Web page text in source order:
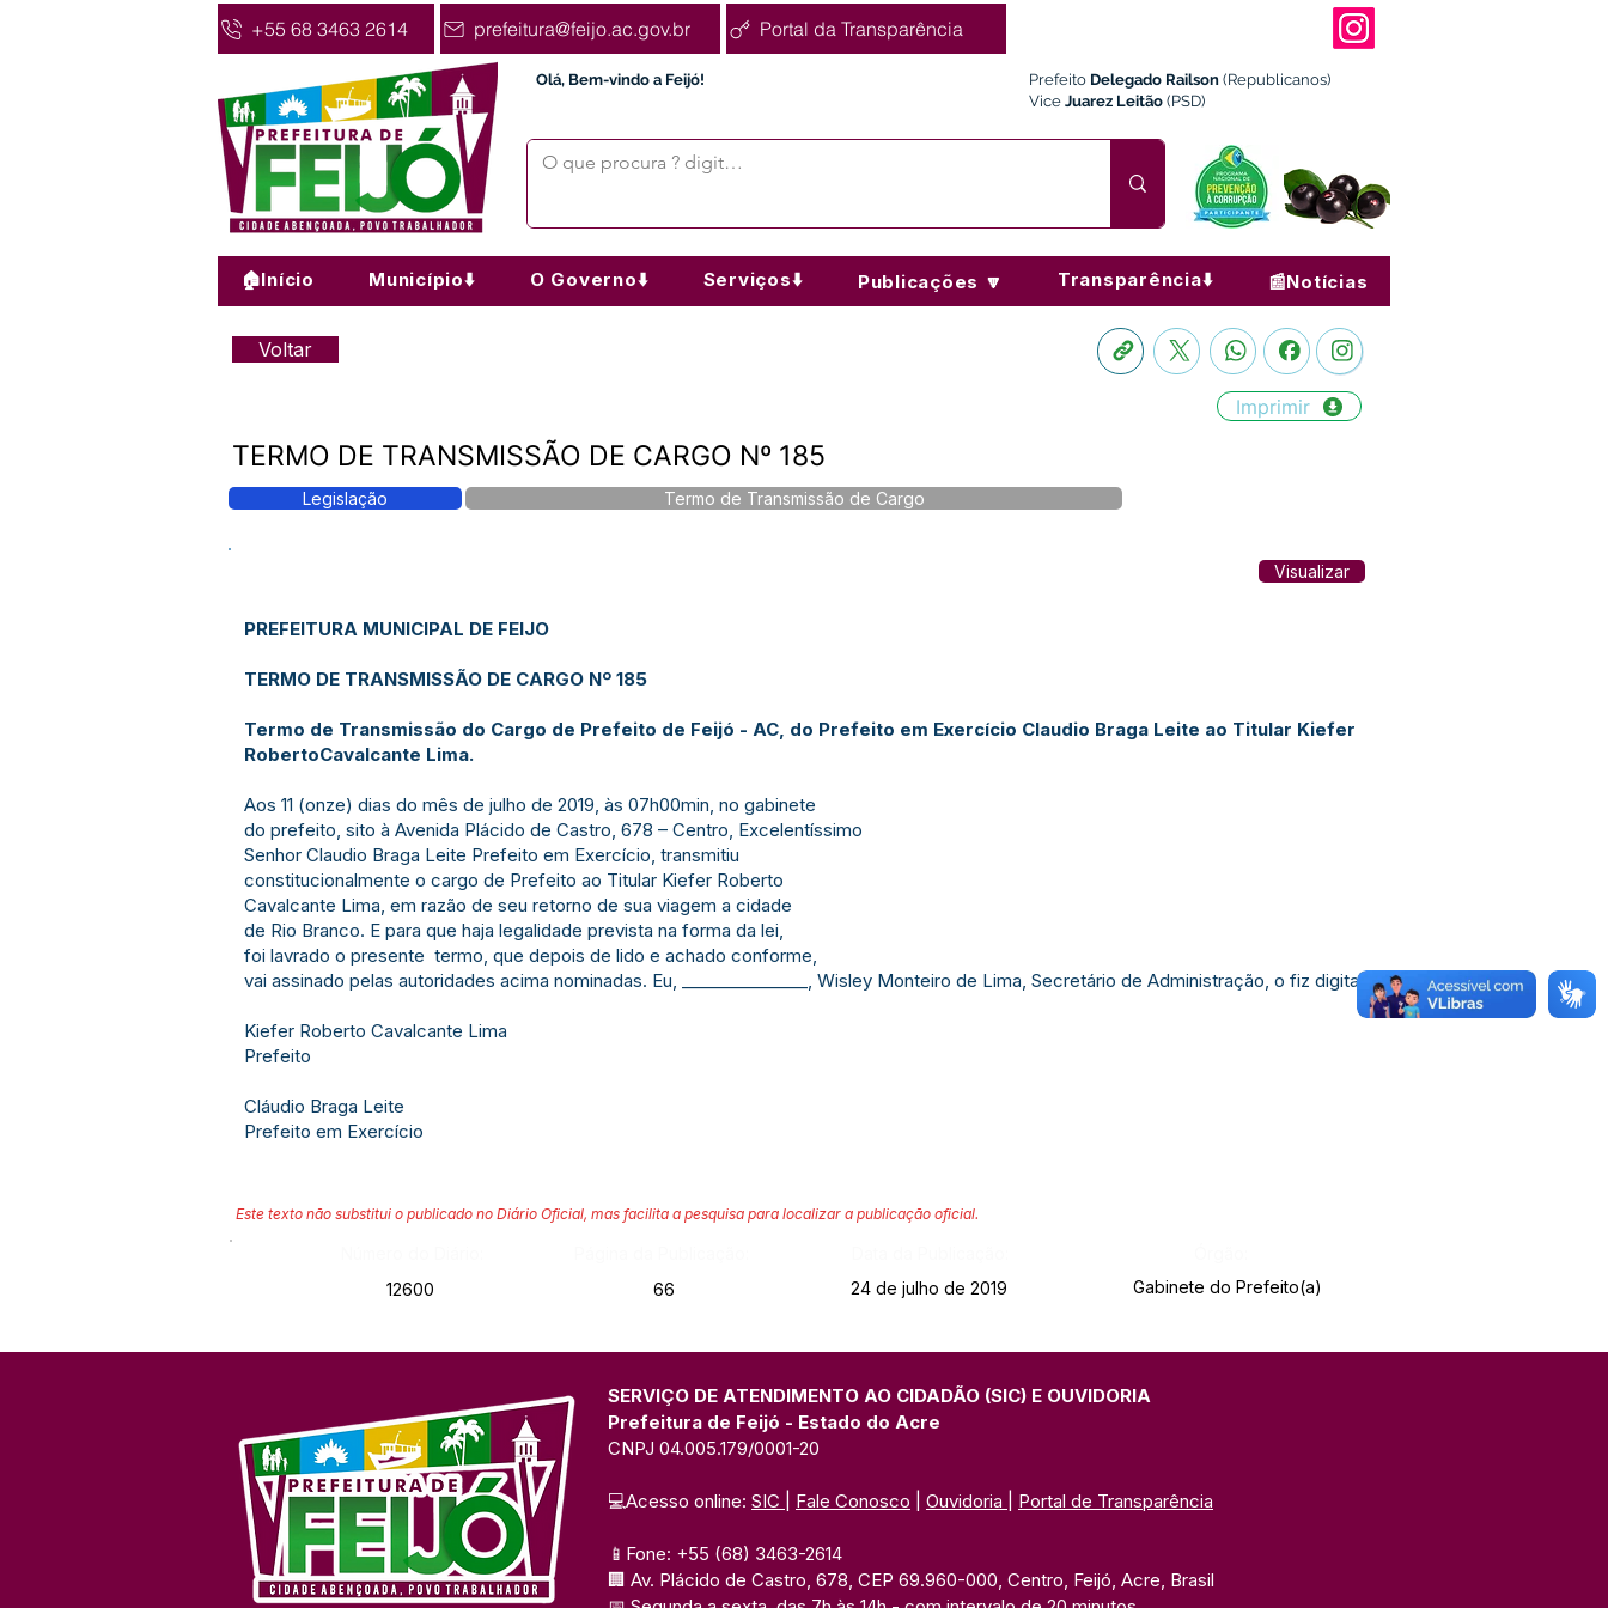
+55 68 3463 2614 prefeitura@feijo.ac.gov.br Portal da Transparência
Olá, Bem-vindo a Feijó! Prefeito Delegado Railson (Republicanos)
Vice Juarez Leitão (PSD)
🏠Início Município⬇️ O Governo⬇️ Serviços⬇️ Publicações 🔽 Transparência⬇️ 📰Notícias
Voltar
Imprimir
TERMO DE TRANSMISSÃO DE CARGO Nº 185
Legislação Termo de Transmissão de Cargo
Visualizar
PREFEITURA MUNICIPAL DE FEIJO
TERMO DE TRANSMISSÃO DE CARGO Nº 185
Termo de Transmissão do Cargo de Prefeito de Feijó - AC, do Prefeito em Exercício Claudio Braga Leite ao Titular Kiefer
RobertoCavalcante Lima.
Aos 11 (onze) dias do mês de julho de 2019, às 07h00min, no gabinete
do prefeito, sito à Avenida Plácido de Castro, 678 – Centro, Excelentíssimo
Senhor Claudio Braga Leite Prefeito em Exercício, transmitiu
constitucionalmente o cargo de Prefeito ao Titular Kiefer Roberto
Cavalcante Lima, em razão de seu retorno de sua viagem a cidade
de Rio Branco. E para que haja legalidade prevista na forma da lei,
foi lavrado o presente termo, que depois de lido e achado conforme,
vai assinado pelas autoridades acima nominadas. Eu, _______________, Wisley Monteiro de Lima, Secretário de Administração, o fiz digitar.
Kiefer Roberto Cavalcante Lima
Prefeito
Cláudio Braga Leite
Prefeito em Exercício
Este texto não substitui o publicado no Diário Oficial, mas facilita a pesquisa para localizar a publicação oficial.
12600
66 24 de julho de 2019 Gabinete do Prefeito(a)
SERVIÇO DE ATENDIMENTO AO CIDADÃO (SIC) E OUVIDORIA
Prefeitura de Feijó - Estado do Acre
CNPJ 04.005.179/0001-20
💻Acesso online: SIC Fale Conosco Ouvidoria Portal de Transparência
📱Fone: +55 (68) 3463-2614
🏢 Av. Plácido de Castro, 678, CEP 69.960-000, Centro, Feijó, Acre, Brasil